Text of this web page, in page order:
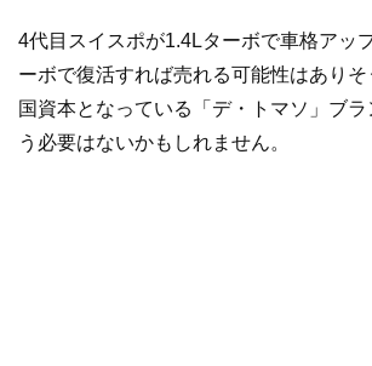
4代目スイスポが1.4Lターボで車格アッ
ーボで復活すれば売れる可能性はあり
国資本となっている「デ・トマソ」ブ
う必要はないかもしれません。